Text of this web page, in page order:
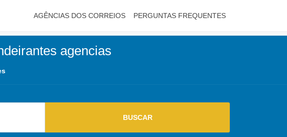
AGÊNCIAS DOS CORREIOS PERGUNTAS FREQUENTES
agencias